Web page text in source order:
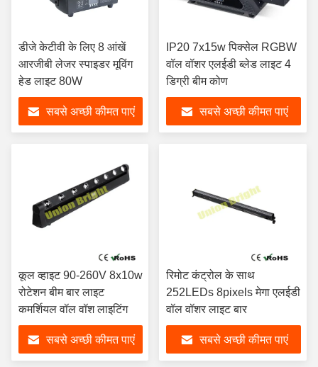
डीजे केटीवी के लिए 8 आंखें
आरजीबी लेजर स्पाइडर मूविंग
हेड लाइट 80W
सबसे अच्छी कीमत पाएं
IP20 7x15w पिक्सेल RGBW
वॉल वॉशर एलईडी ब्लेड लाइट 4
डिग्री बीम कोण
सबसे अच्छी कीमत पाएं
कूल व्हाइट 90-260V 8x10w
रोटेशन बीम बार लाइट
कमर्शियल वॉल वॉश लाइटिंग
सबसे अच्छी कीमत पाएं
रिमोट कंट्रोल के साथ
252LEDs 8pixels मेगा एलईडी
वॉल वॉशर लाइट बार
सबसे अच्छी कीमत पाएं